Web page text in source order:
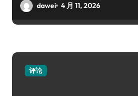
dawei 4 月 11, 2026
评论